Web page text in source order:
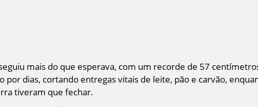
mais do que esperava, com um recorde de 57
dias, cortando entregas vitais de leite, pão e carvão,
tiveram que fechar.